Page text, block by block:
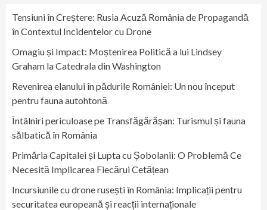
Tensiuni în Creștere: Rusia Acuză România de Propagandă
în Contextul Incidentelor cu Drone
Omagiu și Impact: Moștenirea Politică a lui Lindsey
Graham la Catedrala din Washington
Revenirea elanului în pădurile României: Un nou început
pentru fauna autohtonă
Întâlniri periculoase pe Transfăgărășan: Turismul și fauna
sălbatică în România
Primăria Capitalei și Lupta cu Șobolanii: O Problemă Ce
Necesită Implicarea Fiecărui Cetățean
Incursiunile cu drone rusești în România: Implicații pentru
securitatea europeană și reacții internaționale